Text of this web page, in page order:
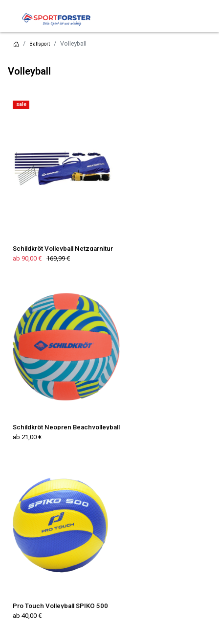
Ballsport Volleyball
Volleyball
sale
Schildkröt Volleyball Netzgarnitur
ab 90,00 €
169,99 €
Schildkröt Neopren Beachvolleyball
ab 21,00 €
Pro Touch Volleyball SPIKO 500
ab 40,00 €